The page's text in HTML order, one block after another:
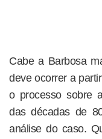
Cabe a Barbosa
deve ocorrer a
o processo sobre
das décadas de
análise do caso.